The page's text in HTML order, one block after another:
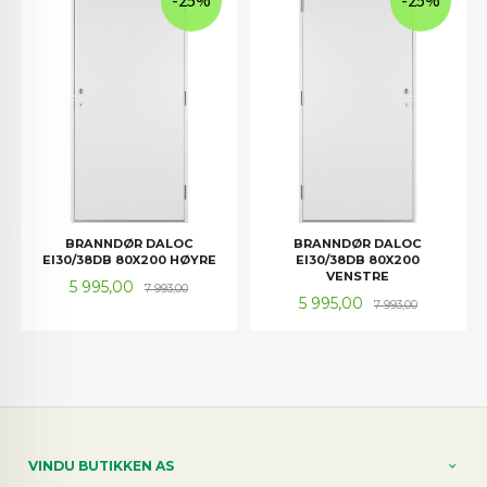
BRANNDØR DALOC
EI30/38DB 80X200 HØYRE
Tilbud
5 995,00 7 993,00Rabatt
BRANNDØR DALOC
EI30/38DB 80X200
VENSTRE
Tilbud
5 995,00 7 993,00Rabatt
VINDU BUTIKKEN AS